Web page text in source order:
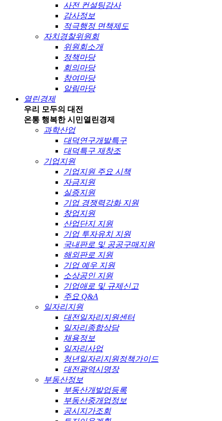
사전 컨설팅감사
감사정보
적극행정 면책제도
자치경찰위원회
위원회소개
정책마당
회의마당
참여마당
알림마당
열린경제
우리 모두의 대전
온통 행복한 시민열린경제
과학산업
대덕연구개발특구
대덕특구 재창조
기업지원
기업지원 주요 시책
자금지원
실증지원
기업 경쟁력강화 지원
창업지원
산업단지 지원
기업 투자유치 지원
국내판로 및 공공구매지원
해외판로 지원
기업 예우 지원
소상공인 지원
기업애로 및 규제신고
주요 Q&A
일자리지원
대전일자리지원센터
일자리종합상담
채용정보
일자리사업
청년일자리지원정책가이드
대전광역시명장
부동산정보
부동산개발업등록
부동산중개업정보
공시지가조회